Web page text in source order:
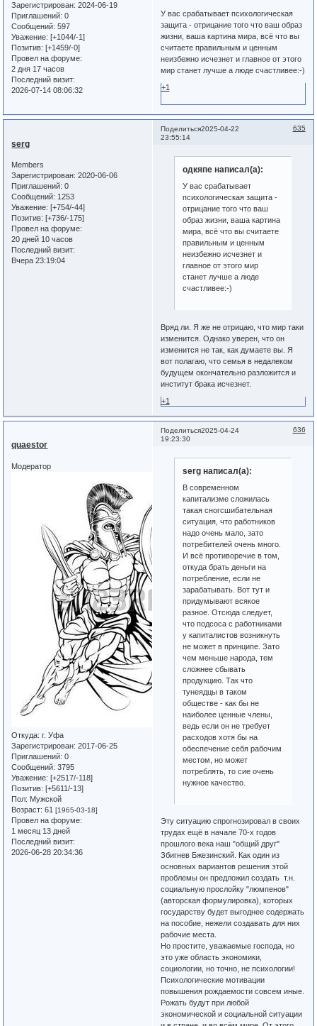
Зарегистрирован: 2024-06-19
Приглашений: 0
Сообщений: 597
Уважение: [+1044/-1]
Позитив: [+1459/-0]
Провел на форуме:
2 дня 17 часов
Последний визит:
2026-07-14 08:06:32
У вас срабатывает психологическая
защита - отрицание того что ваш образ
жизни, ваша картина мира, всё что вы
считаете правильным и ценным
неизбежно исчезнет и главное от этого
мир станет лучше а люде счастливее:-)
+1
Поделиться 635
2025-04-22
23:55:14
serg
Members
Зарегистрирован: 2020-06-06
Приглашений: 0
Сообщений: 1253
Уважение: [+754/-44]
Позитив: [+736/-175]
Провел на форуме:
20 дней 10 часов
Последний визит:
Вчера 23:19:04
одкяпе написал(а):
У вас срабатывает
психологическая защита -
отрицание того что ваш
образ жизни, ваша картина
мира, всё что вы считаете
правильным и ценным
неизбежно исчезнет и
главное от этого мир
станет лучше а люде
счастливее:-)
Вряд ли. Я же не отрицаю, что мир таки
изменится. Однако уверен, что он
изменится не так, как думаете вы. Я
вот полагаю, что семья в недалеком
будущем окончательно разложится и
институт брака исчезнет.
+1
Поделиться 636
2025-04-24
19:23:30
quaestor
Модератор
Откуда: г. Уфа
Зарегистрирован: 2017-06-25
Приглашений: 0
Сообщений: 3795
Уважение: [+2517/-118]
Позитив: [+5611/-13]
Пол: Мужской
Возраст: 61[1965-03-18]
Провел на форуме:
1 месяц 13 дней
Последний визит:
2026-06-28 20:34:36
serg написал(а):
В современном
капитализме сложилась
такая сногсшибательная
ситуация, что работников
надо очень мало, зато
потребителей очень много.
И всё противоречие в том,
откуда брать деньги на
потребление, если не
зарабатывать. Вот тут и
придумывают всякое
разное. Отсюда следует,
что подсоса с работниками
у капиталистов возникнуть
не может в принципе. Зато
чем меньше народа, тем
сложнее сбывать
продукцию. Так что
тунеядцы в таком
обществе - как бы не
наиболее ценные члены,
ведь если он не требует
расходов хотя бы на
обеспечение себя рабочим
местом, но может
потреблять, то сие очень
нужное качество.
Эту ситуацию спрогнозировал в своих
трудах ещё в начале 70-х годов
прошлого века наш "общий друг"
Збигнев Бжезинский. Как один из
основных вариантов решения этой
проблемы он предложил создать т.н.
социальную прослойку "люмпенов"
(авторская формулировка), которых
государству будет выгоднее содержать
на пособие, нежели создавать для них
рабочие места.
Но простите, уважаемые господа, но
это уже область экономики,
социологии, но точно, не психологии!
Психологические мотивации
повышения рождаемости совсем иные.
Рожать будут при любой
экономической и социальной ситуации